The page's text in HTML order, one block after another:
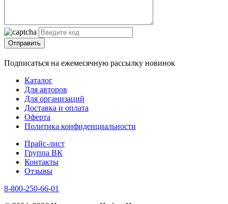
Отправить
Подписаться на ежемесячную рассылку новинок
Каталог
Для авторов
Для организаций
Доставка и оплата
Оферта
Политика конфиденциальности
Прайс-лист
Группа ВК
Контакты
Отзывы
8-800-250-66-01